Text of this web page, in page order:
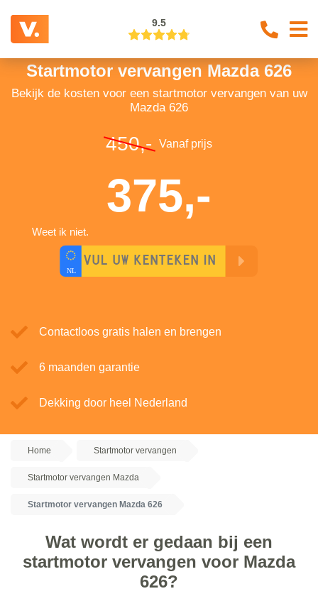
9.5
Startmotor vervangen Mazda 626
Bekijk de kosten voor een startmotor vervangen van uw
Mazda 626
450,- Vanaf prijs
375,-
Weet ik niet.
Contactloos gratis halen en brengen
6 maanden garantie
Dekking door heel Nederland
Home Startmotor vervangen
Startmotor vervangen Mazda
Startmotor vervangen Mazda 626
Wat wordt er gedaan bij een
startmotor vervangen voor Mazda
626?